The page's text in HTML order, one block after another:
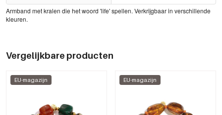
Armband met kralen die het woord 'life' spellen. Verkrijgbaar in verschillende
kleuren.
Vergelijkbare producten
EU-magazijn EU-magazijn